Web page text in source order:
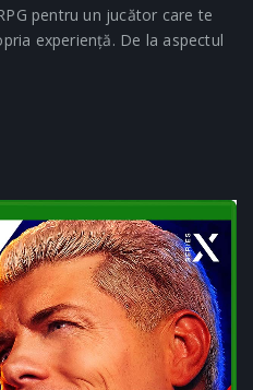
pentru un jucător care te
experiență. De la aspectul